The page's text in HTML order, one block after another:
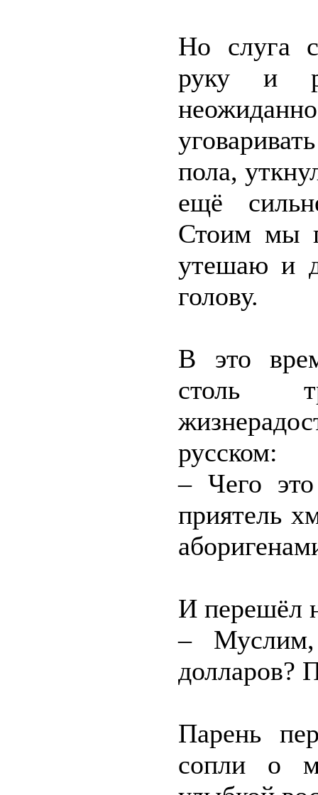
Но слуга
руку и
пола,
ещё
Стоим мы
утешаю и
голову.
В это
столь
русском:
– Чего
приятель
И перешёл
– Муслим,
долларов?
Парень
сопли о